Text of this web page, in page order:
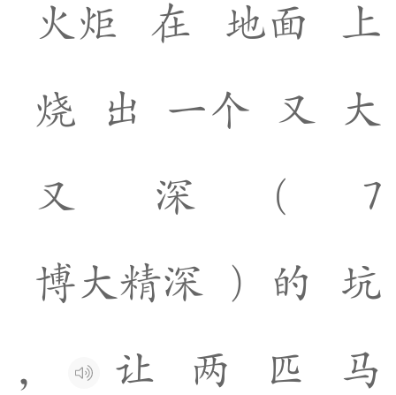
火炬 在 地面
上
烧
出 一个 又
大
又
深 (
7
博大精深 ) 的
坑
，
让 两 匹
马